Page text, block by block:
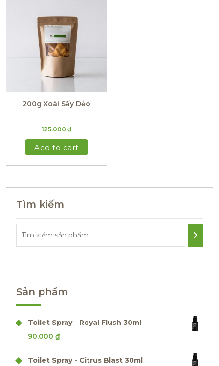
200g Xoài Sấy Dẻo
125.000 ₫
Add to cart
Tìm kiếm
Sản phẩm
Toilet Spray - Royal Flush 30ml
90.000 ₫
Toilet Spray - Citrus Blast 30ml